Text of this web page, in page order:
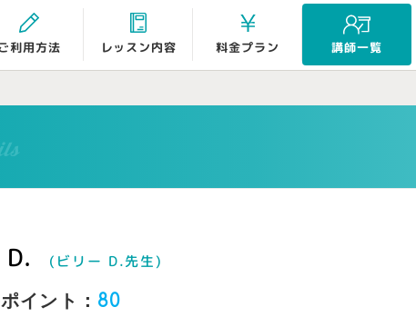
利用方法 レッスン内容 料金プラン 講師一覧
(ビリー D.先生)
イント： 80